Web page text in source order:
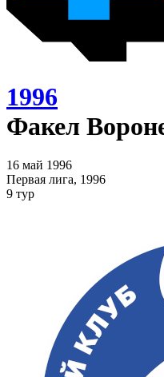
1996
Факел
16 май 1996
Первая лига, 1996
9 тур